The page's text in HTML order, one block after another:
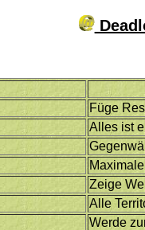
Füge
Alles ist
Zeige
Alle
Werde